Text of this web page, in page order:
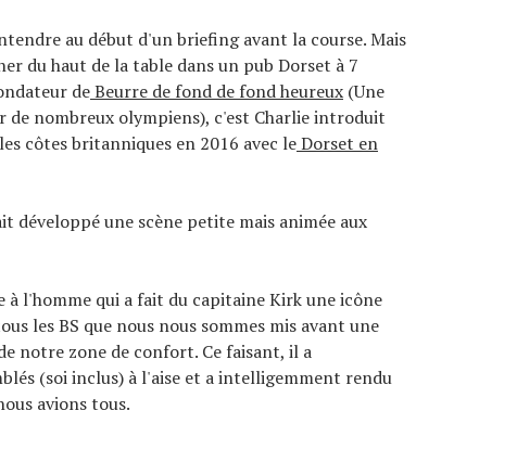
au début d'un briefing avant la course. Mais
du haut de la table dans un pub Dorset à 7
deBeurre de fond de fond heureux (Une
de nombreux olympiens), c'est Charlie introduit
côtes britanniques en 2016 avec leDorset en
développé une scène petite mais animée aux
l'homme qui a fait du capitaine Kirk une icône
les BS que nous nous sommes mis avant une
notre zone de confort. Ce faisant, il a
(soi inclus) à l'aise et a intelligemment rendu
avions tous.